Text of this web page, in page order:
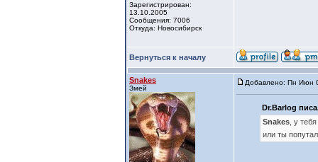
Зарегистрирован:
13.10.2005
Сообщения: 7006
Откуда: Новосибирск
Вернуться к началу
Snakes
Змей
Добавлено: Пн Июн
Dr.Barlog
Snakes , у
или ты